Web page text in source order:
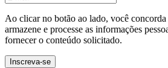
Ao clicar no botão ao lado, você
armazene e processe as informações
fornecer o conteúdo solicitado.